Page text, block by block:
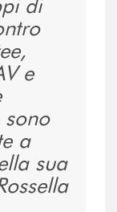
e
sono
a
sua